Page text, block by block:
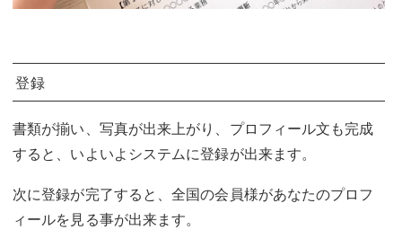
登録
書類が揃い、写真が出来上がり、プロフィール文も完成
すると、いよいよシステムに登録が出来ます。
次に登録が完了すると、全国の会員様があなたのプロフ
ィールを見る事が出来ます。